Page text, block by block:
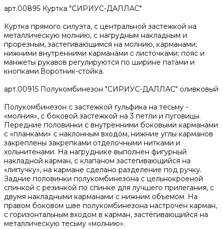
арт.00895 Куртка "СИРИУС-ДАЛЛАС"
Куртка прямого силуэта, с центральной застежкой на
металлическую молнию, с нагрудным накладным и
прорезным, застегивающимся на молнию, карманами;
нижними внутренними карманами с листочками; пояс и
манжеты рукавов регулируются по ширине патами и
кнопками.Воротник-стойка.
арт.00915 Полукомбинезон "СИРИУС-ДАЛЛАС" оливковый
Полукомбинезон с застежкой гульфика на тесьму -
«молния», с боковой застежкой на 3 петли и пуговицы.
Передние половинки с внутренними боковыми карманами
с «планками» с наклонным входом, нижние углы карманов
закреплены закрепками отделочными нитками и
хольнитенами. На нагруднике выполнен фигурный
накладной карман, с клапаном застегивающийся на
«липучку», на кармане сделано разделение под ручку.
Задние половинки полукомбинезона с цельнокроеной
спинкой с резинкой по спинке для лучшего прилегания, с
двумя накладными карманами с нижним объемом. На
правом боковом шве полукомбинезона настрочен карман,
с горизонтальным входом в карман, застёгивающийся на
металлическую тесьму «молнию».